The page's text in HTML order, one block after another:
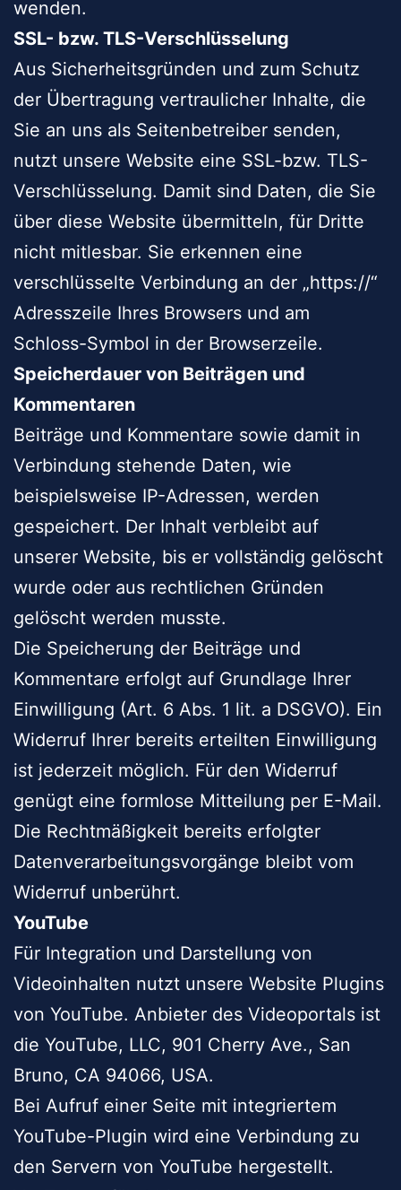
wenden.
SSL- bzw. TLS-Verschlüsselung
Aus Sicherheitsgründen und zum Schutz
der Übertragung vertraulicher Inhalte, die
Sie an uns als Seitenbetreiber senden,
nutzt unsere Website eine SSL-bzw. TLS-
Verschlüsselung. Damit sind Daten, die Sie
über diese Website übermitteln, für Dritte
nicht mitlesbar. Sie erkennen eine
verschlüsselte Verbindung an der „https://“
Adresszeile Ihres Browsers und am
Schloss-Symbol in der Browserzeile.
Speicherdauer von Beiträgen und
Kommentaren
Beiträge und Kommentare sowie damit in
Verbindung stehende Daten, wie
beispielsweise IP-Adressen, werden
gespeichert. Der Inhalt verbleibt auf
unserer Website, bis er vollständig gelöscht
wurde oder aus rechtlichen Gründen
gelöscht werden musste.
Die Speicherung der Beiträge und
Kommentare erfolgt auf Grundlage Ihrer
Einwilligung (Art. 6 Abs. 1 lit. a DSGVO). Ein
Widerruf Ihrer bereits erteilten Einwilligung
ist jederzeit möglich. Für den Widerruf
genügt eine formlose Mitteilung per E-Mail.
Die Rechtmäßigkeit bereits erfolgter
Datenverarbeitungsvorgänge bleibt vom
Widerruf unberührt.
YouTube
Für Integration und Darstellung von
Videoinhalten nutzt unsere Website Plugins
von YouTube. Anbieter des Videoportals ist
die YouTube, LLC, 901 Cherry Ave., San
Bruno, CA 94066, USA.
Bei Aufruf einer Seite mit integriertem
YouTube-Plugin wird eine Verbindung zu
den Servern von YouTube hergestellt.